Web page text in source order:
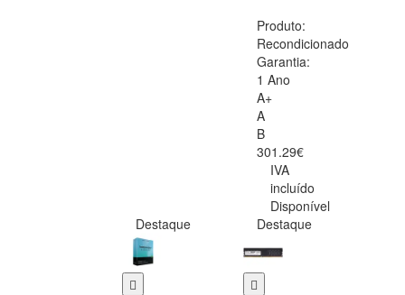
Produto:
Recondicionado
Garantia:
1 Ano
A+
A
B
301.29€
IVA
incluído
Disponível
Destaque
Destaque